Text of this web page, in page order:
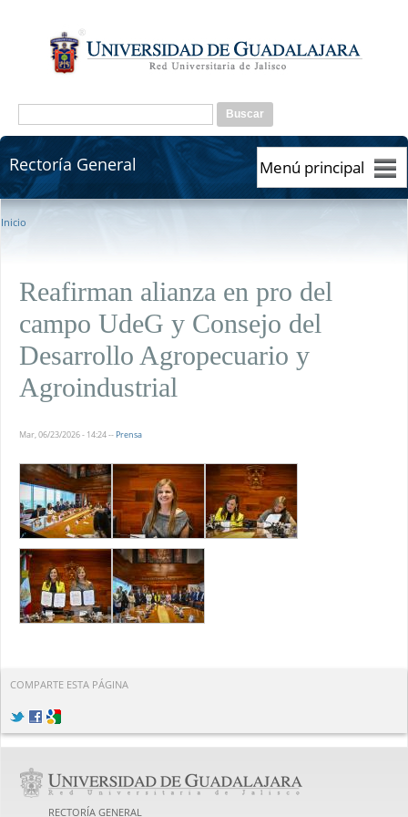
Formulario de búsqueda
Rectoría General
Rectoría General
Se encuentra usted aquí
Inicio
Reafirman alianza en pro del
campo UdeG y Consejo del
Desarrollo Agropecuario y
Agroindustrial
Mar, 06/23/2026 - 14:24-- Prensa
COMPARTE ESTA PÁGINA
RECTORÍA GENERAL